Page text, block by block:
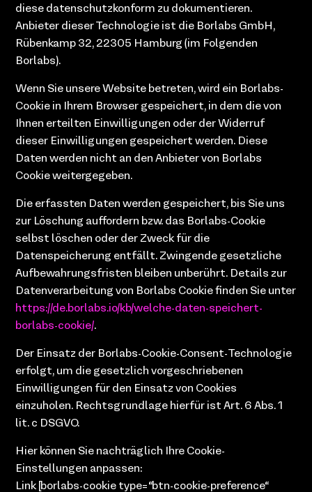
diese datenschutzkonform zu dokumentieren.
Anbieter dieser Technologie ist die Borlabs GmbH,
Rübenkamp 32, 22305 Hamburg (im Folgenden
Borlabs).
Wenn Sie unsere Website betreten, wird ein Borlabs-
Cookie in Ihrem Browser gespeichert, in dem die von
Ihnen erteilten Einwilligungen oder der Widerruf
dieser Einwilligungen gespeichert werden. Diese
Daten werden nicht an den Anbieter von Borlabs
Cookie weitergegeben.
Die erfassten Daten werden gespeichert, bis Sie uns
zur Löschung auffordern bzw. das Borlabs-Cookie
selbst löschen oder der Zweck für die
Datenspeicherung entfällt. Zwingende gesetzliche
Aufbewahrungsfristen bleiben unberührt. Details zur
Datenverarbeitung von Borlabs Cookie finden Sie unter
https://de.borlabs.io/kb/welche-daten-speichert-
borlabs-cookie/.
Der Einsatz der Borlabs-Cookie-Consent-Technologie
erfolgt, um die gesetzlich vorgeschriebenen
Einwilligungen für den Einsatz von Cookies
einzuholen. Rechtsgrundlage hierfür ist Art. 6 Abs. 1
lit. c DSGVO.
Hier können Sie nachträglich Ihre Cookie-
Einstellungen anpassen:
Link [borlabs-cookie type=“btn-cookie-preference“